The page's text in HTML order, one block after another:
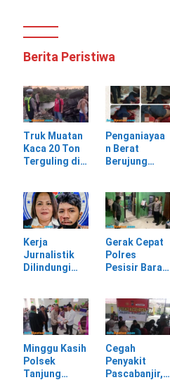
Berita Peristiwa
Truk Muatan
Kaca 20 Ton
Terguling di
Kali
Bambang,
Pesisir Barat
Penganiayaa
n Berat
Berujung
Lingga Tewas
di Rumah
Sendiri
Kerja
Jurnalistik
Dilindungi
Kekerasan di
Kawasan PT
IMIP
Gerak Cepat
Polres
Pesisir Barat
Kekerasan
Dalam Rumah
Tangga di
Pasar Kota
Krui
Minggu Kasih
Polsek
Tanjung
Cegah
Penyakit
Pascabanjir,